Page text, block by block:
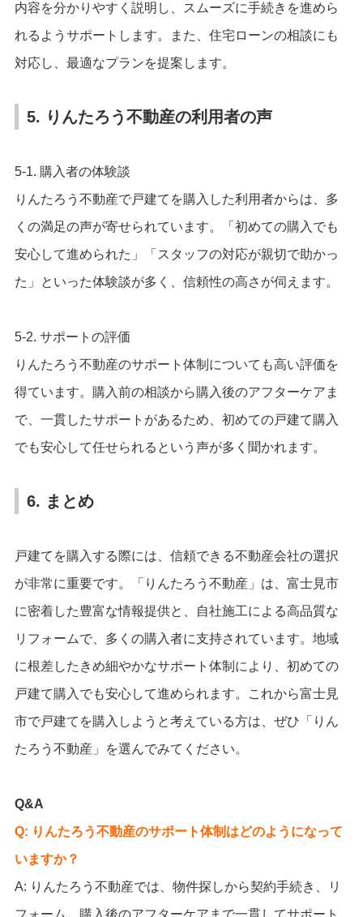
内容を分かりやすく説明し、スムーズに手続きを進めら
れるようサポートします。また、住宅ローンの相談にも
対応し、最適なプランを提案します。
5. りんたろう不動産の利用者の声
5-1. 購入者の体験談
りんたろう不動産で戸建てを購入した利用者からは、多
くの満足の声が寄せられています。「初めての購入でも
安心して進められた」「スタッフの対応が親切で助かっ
た」といった体験談が多く、信頼性の高さが伺えます。
5-2. サポートの評価
りんたろう不動産のサポート体制についても高い評価を
得ています。購入前の相談から購入後のアフターケアま
で、一貫したサポートがあるため、初めての戸建て購入
でも安心して任せられるという声が多く聞かれます。
6. まとめ
戸建てを購入する際には、信頼できる不動産会社の選択
が非常に重要です。「りんたろう不動産」は、富士見市
に密着した豊富な情報提供と、自社施工による高品質な
リフォームで、多くの購入者に支持されています。地域
に根差したきめ細やかなサポート体制により、初めての
戸建て購入でも安心して進められます。これから富士見
市で戸建てを購入しようと考えている方は、ぜひ「りん
たろう不動産」を選んでみてください。
Q&A
Q: りんたろう不動産のサポート体制はどのようになって
いますか？
A: りんたろう不動産では、物件探しから契約手続き、リ
フォーム、購入後のアフターケアまで一貫してサポート